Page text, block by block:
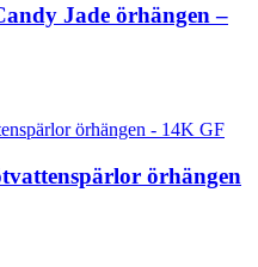
Jade örhängen –
örhängen